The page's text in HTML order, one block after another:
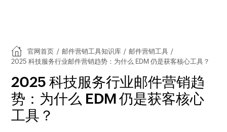
官网首页 / 邮件营销工具知识库 / 邮件营销工具 /
2025 科技服务行业邮件营销趋势：为什么 EDM 仍是获客核心工具？
2025 科技服务行业邮件营销趋
势：为什么 EDM 仍是获客核心
工具？